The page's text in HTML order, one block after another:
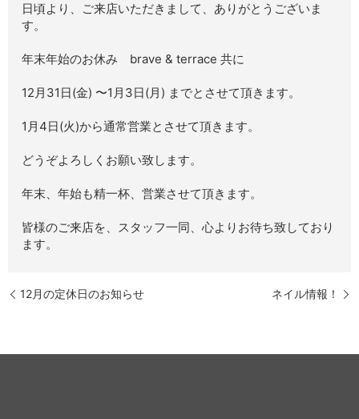
日頃より、ご来店いただきまして、ありがとうございま
す。
年末年始のお休み brave &terrace 共に
12月31日(金) 〜1月3日(月) までとさせて頂きます。
1月4日(火)から通常営業とさせて頂きます。
どうぞよろしくお願い致します。
年末、年始も精一杯、営業させて頂きます。
皆様のご来店を、スタッフ一同、心よりお待ち致しており
ます。
12月の定休日のお知らせ ネイル情報！